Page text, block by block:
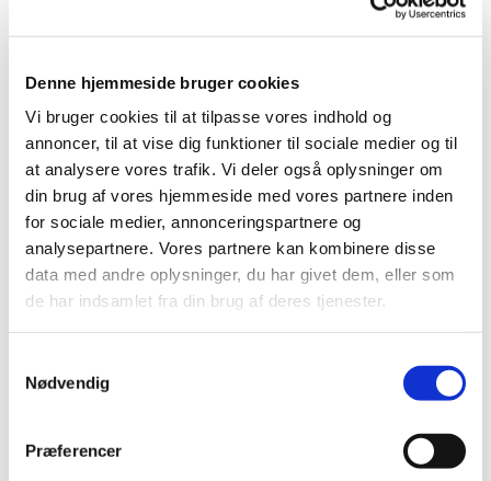
Denne hjemmeside bruger cookies
Vi bruger cookies til at tilpasse vores indhold og
annoncer, til at vise dig funktioner til sociale medier og til
at analysere vores trafik. Vi deler også oplysninger om
din brug af vores hjemmeside med vores partnere inden
for sociale medier, annonceringspartnere og
analysepartnere. Vores partnere kan kombinere disse
data med andre oplysninger, du har givet dem, eller som
de har indsamlet fra din brug af deres tjenester.
Nødvendig
Præferencer
"Børnenes Hjørne" er navnet på Solvang Kirkes
tilbud til børn under prædiken. Gudstjenesten
henvender sig til hele familien, og det meste af
tiden er vi i kirkerummet, men under præstens
prædiken (som mest er for de voksne) er der et
program for børnene med fortælling, sang, hygge
og leg.